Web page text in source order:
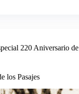
220 Aniversario de
los Pasajes